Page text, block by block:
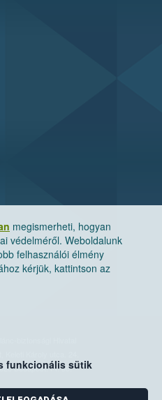
megismerheti, hogyan
védelméről. Weboldalunk
felhasználói élmény
kérjük, kattintson az
funkcionális sütik
biztonsági Hivatal
Budapest. Pf. 30.